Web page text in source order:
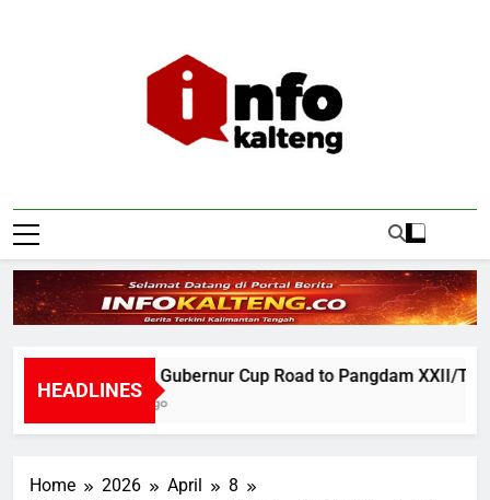
Infokalteng
HEADLINES
Turnamen Gubernur Cup Road to Pangdam XXII/TB
57 Minutes Ago
Home 2026 April
8